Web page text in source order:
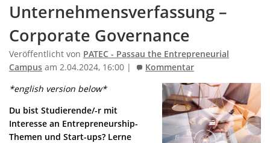
Unternehmensverfassung –
Corporate Governance
Veröffentlicht von PATEC - Passau the Entrepreneurial
Campus am 2.04.2024, 16:00 | Kommentar
*english version below*
Du bist Studierende/-r mit
Interesse an Entrepreneurship-
Themen und Start-ups? Lerne